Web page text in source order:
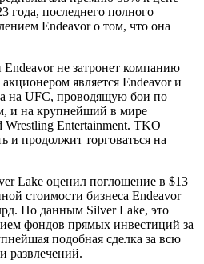
года, последнего полного
Endeavor о том, что она
не затронет компанию
является Endeavor и
на UFC, проводящую бои по
и на крупнейший в мире
Entertainment. TKO
и продолжит торговаться на
Lake оценил поглощение в $13
стоимости бизнеса Endeavor
По данным Silver Lake, это
фондов прямых инвестиций за
подобная сделка за всю
развлечений.